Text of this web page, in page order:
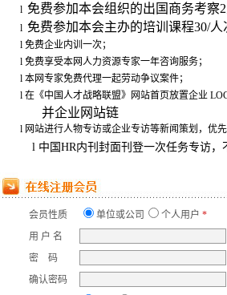
l 免费参加本会组织的出国商务考察2
l 免费参加本会主办的培训课程30/人
l 免费企业内训一次 ；
l 免费享受本网人力资源专家一年咨询服务；
l 本网专家免费代理一起劳动争议案件；
l 在 《中国人才战略联盟》 网站首页放置企业
并企业网站链
l 网站进行人物专访或企业专访等新闻策划，优
l 中国HR内刊封面刊登一次任务专访，
会员性质 单位或公司 个人用户 *
用 户 名
密 码
确认密码